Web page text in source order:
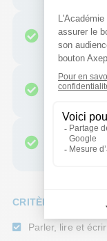
Salariés
Jeunes
CRITÈRES
Parler, lire et